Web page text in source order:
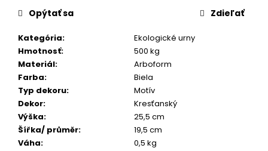
Kategória:
Ekologické urny
Hmotnosť:
500 kg
Materiál:
Arboform
Farba:
Biela
Typ dekoru:
Motív
Dekor:
Kresťanský
Výška:
25,5 cm
Šířka/ průměr:
19,5 cm
Váha:
0,5 kg
Opýtať sa Zdieľať
p
o
ú
č
a
m
e
PÁNSKY
TOMMY